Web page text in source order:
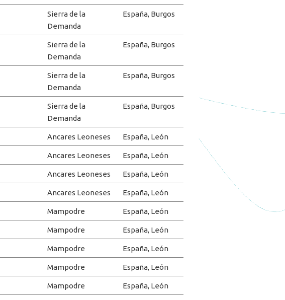
Sierra de la
Demanda
España, Burgos
Sierra de la
Demanda
España, Burgos
Sierra de la
Demanda
España, Burgos
Sierra de la
Demanda
España, Burgos
Ancares Leoneses España, León
Ancares Leoneses España, León
Ancares Leoneses España, León
Ancares Leoneses España, León
Mampodre España, León
Mampodre España, León
Mampodre España, León
Mampodre España, León
Mampodre España, León